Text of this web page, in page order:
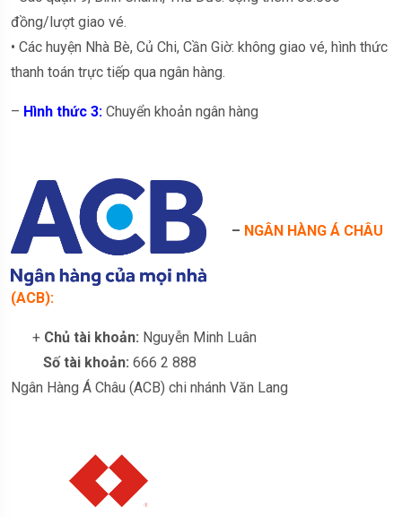
đồng/lượt giao vé.
• Các huyện Nhà Bè, Củ Chi, Cần Giờ: không giao vé, hình thức
thanh toán trực tiếp qua ngân hàng.
– Hình thức 3: Chuyển khoản ngân hàng
– NGÂN HÀNG Á CHÂU
(ACB):
+ Chủ tài khoản: Nguyễn Minh Luân
Số tài khoản: 666 2 888
Ngân Hàng Á Châu (ACB) chi nhánh Văn Lang